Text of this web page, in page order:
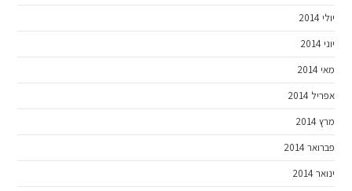
יולי 2014
יוני 2014
מאי 2014
אפריל 2014
מרץ 2014
פברואר 2014
ינואר 2014